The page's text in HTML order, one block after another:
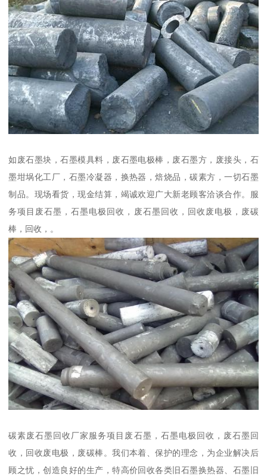
如废石墨块，石墨模具料，废石墨电极棒，废石墨方，废接头，石
墨坩埚化工厂，石墨冷凝器，换热器，焙烧品，碳素方，一切石墨
制品。现场看货，现金结算，竭诚欢迎广大新老顾客洽谈合作。服
务项目废石墨，石墨电极回收，废石墨回收，回收废电极，废碳
棒，回收，。
碳素废石墨回收厂家服务项目废石墨，石墨电极回收，废石墨回
收，回收废电极，废碳棒。我们本着、保护的理念，为企业解决后
顾之忧，创造良好的生产，特高价回收各类旧石墨换热器、石墨旧